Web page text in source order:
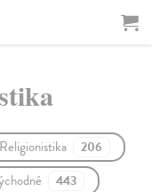
Religionistika 206
443